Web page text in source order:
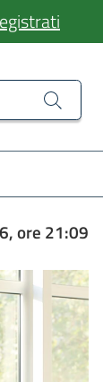
ore 21:09